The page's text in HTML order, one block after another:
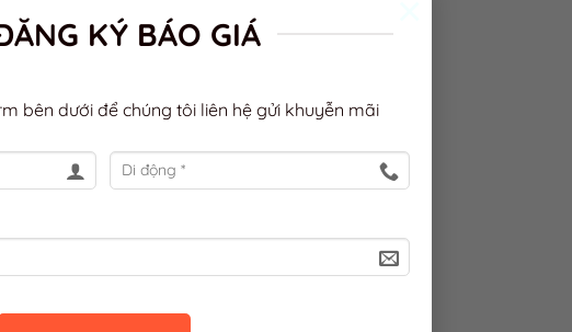
KÝ BÁO GIÁ
bên dưới để chúng tôi liên hệ gửi khuyễn mãi
liên kết thường trực